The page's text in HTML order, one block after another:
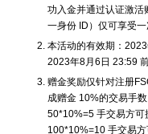
功入金并通过认证激活
一身份 ID）仅可享受
本活动的有效期：
2023年8月6日 23:59
赠金奖励仅针对注册
成赠金 10%的交易手
50*10%=5 手交易方可
100*10%=10 手交易方